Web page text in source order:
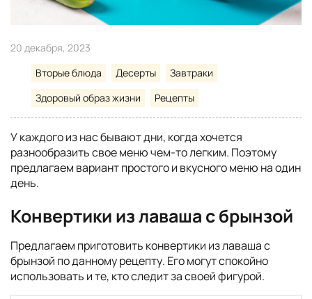
20 декабря, 2023
Вторые блюда
Десерты
Завтраки
Здоровый образ жизни
Рецепты
У каждого из нас бывают дни, когда хочется
разнообразить свое меню чем-то легким. Поэтому
предлагаем вариант простого и вкусного меню на один
день.
Конвертики из лаваша с брынзой
Предлагаем приготовить конвертики из лаваша с
брынзой по данному рецепту. Его могут спокойно
использовать и те, кто следит за своей фигурой.